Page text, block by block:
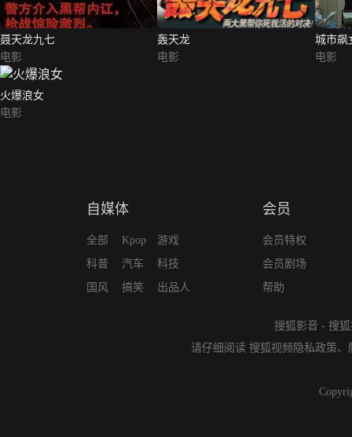
聂天龙九七
电影
轰天龙
电影
城市飙
电影
火爆浪女
电影
自媒体
全部
科普
国风
Kpop
汽车
搞笑
游戏
科技
出品人
会员
会员特权
会员剧场
帮助
搜狐影音 - 搜
请仔细阅读 搜狐视频隐私政策、